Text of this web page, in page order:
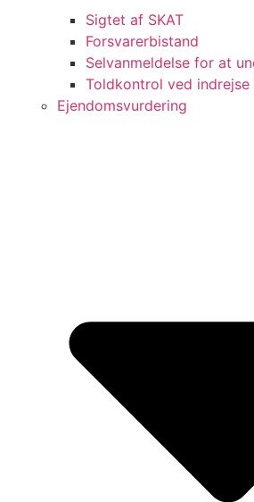
Sigtet af SKAT
Forsvarerbistand
Selvanmeldelse for at
Toldkontrol ved indrejse
Ejendomsvurdering